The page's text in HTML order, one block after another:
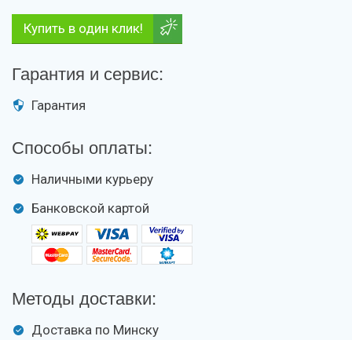
Купить в один клик!
Гарантия и сервис:
Гарантия
Способы оплаты:
Наличными курьеру
Банковской картой
Методы доставки:
Доставка по Минску